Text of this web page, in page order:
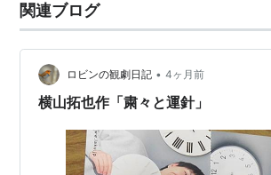
2004-2006
浦和レッドダイヤモンズ
2007
モンテディオ山形
愛媛FC
関連ブログ
ロビンの観劇日記 • 4ヶ月前
横山拓也作「粛々と運針」